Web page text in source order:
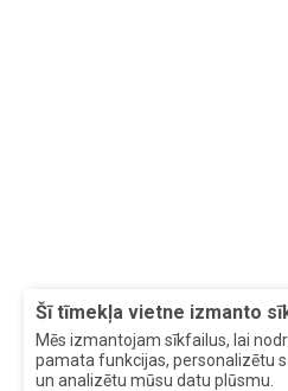
Šī tīmekļa vietne izmanto
Mēs izmantojam sīkfailus, lai
pamata funkcijas, personalizētu
un analizētu mūsu datu plūsmu.